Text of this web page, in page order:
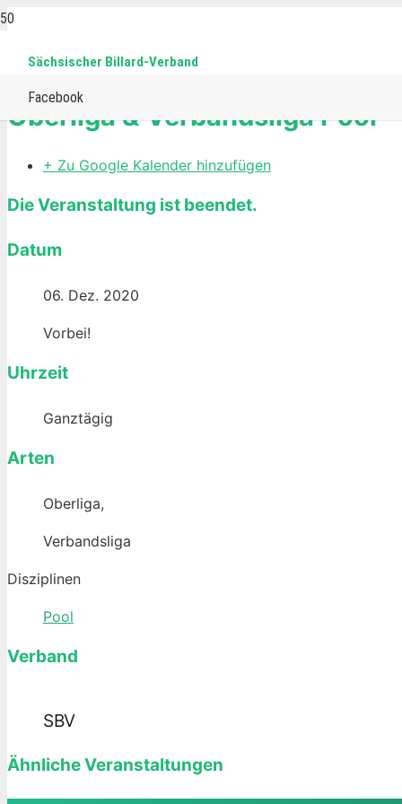
Sächsischer Billard-Verband
Facebook
HomeEvents Pool Oberliga & Verbandsliga Pool
Oberliga & Verbandsliga Pool
+ Zu Google Kalender hinzufügen
Die Veranstaltung ist beendet.
Datum
06. Dez. 2020
Vorbei!
Uhrzeit
Ganztägig
Arten
Oberliga,
Verbandsliga
Disziplinen
Pool
Verband
SBV
Ähnliche Veranstaltungen